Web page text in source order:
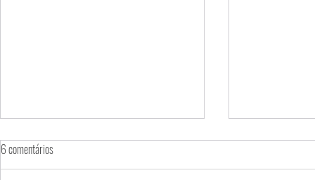
6 comentários